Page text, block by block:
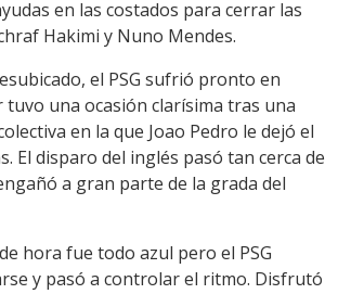
en las costados para cerrar las
Hakimi y Nuno Mendes.
el PSG sufrió pronto en
tuvo una ocasión clarísima tras una
en la que Joao Pedro le dejó el
El disparo del inglés pasó tan cerca de
a gran parte de la grada del
hora fue todo azul pero el PSG
y pasó a controlar el ritmo. Disfrutó